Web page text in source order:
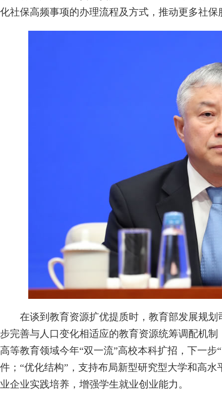
化社保高频事项的办理流程及方式，推动更多社
在谈到教育资源扩优提质时，教育部发展规划
步完善与人口变化相适应的教育资源统筹调配机制
高等教育领域今年“双一流”高校本科扩招，下一
件；“优化结构”，支持布局新型研究型大学和高
业企业实践培养，增强学生就业创业能力。